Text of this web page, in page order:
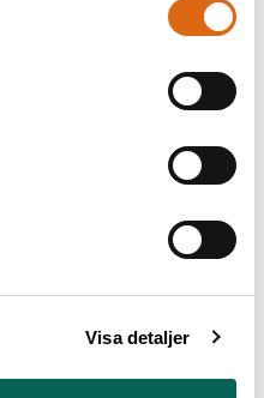
Visa detaljer
Apostel